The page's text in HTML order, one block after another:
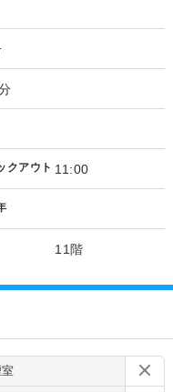
クアウト 11:00
11階